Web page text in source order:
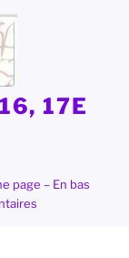
17E
page – En bas